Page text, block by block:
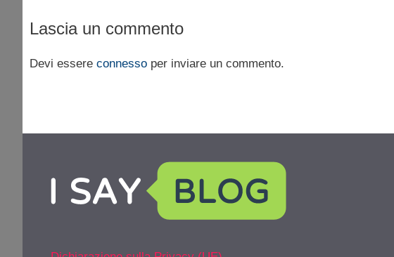
Lascia un commento
Devi essere connesso per inviare un commento.